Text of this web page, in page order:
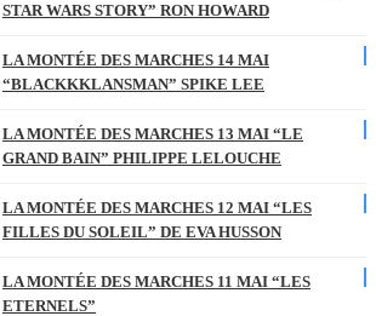
STAR WARS STORY” RON HOWARD
LA MONTÉE DES MARCHES 14 MAI
“BLACKKKLANSMAN” SPIKE LEE
LA MONTÉE DES MARCHES 13 MAI “LE
GRAND BAIN” PHILIPPE LELOUCHE
LA MONTÉE DES MARCHES 12 MAI “LES
FILLES DU SOLEIL” DE EVA HUSSON
LA MONTÉE DES MARCHES 11 MAI “LES
ETERNELS”